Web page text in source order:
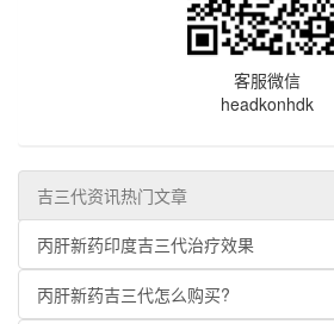
客服微信
headkonhdk
吉三代资讯热门文章
丙肝新药印度吉三代治疗效果
丙肝新药吉三代怎么购买?